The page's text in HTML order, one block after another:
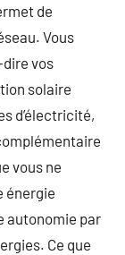
de
Vous
vos
solaire
d’électricité,
vous ne
énergie
autonomie par
Ce que